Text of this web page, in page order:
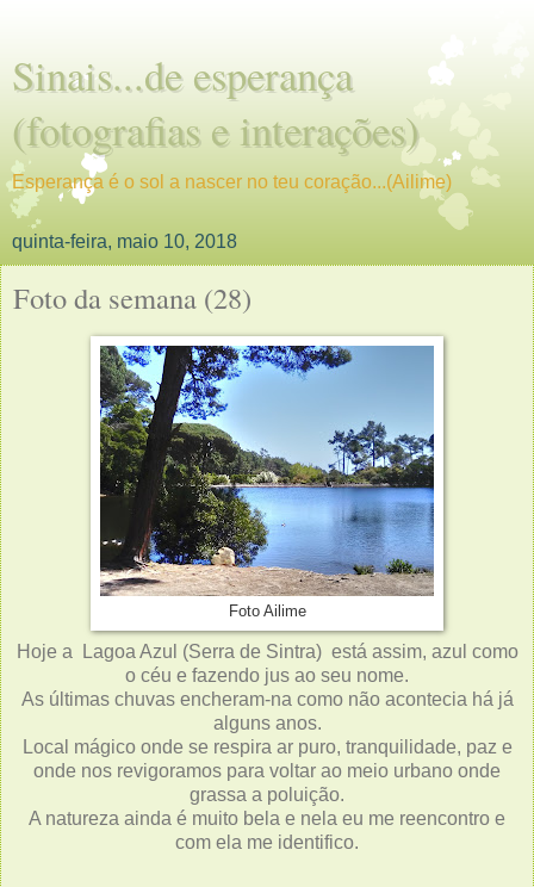
Sinais...de esperança
(fotografias e interações)
Esperança é o sol a nascer no teu coração...(Ailime)
quinta-feira, maio 10, 2018
Foto da semana (28)
Foto Ailime
Hoje a Lagoa Azul (Serra de Sintra) está assim, azul como
o céu e fazendo jus ao seu nome.
As últimas chuvas encheram-na como não acontecia há já
alguns anos.
Local mágico onde se respira ar puro, tranquilidade, paz e
onde nos revigoramos para voltar ao meio urbano onde
grassa a poluição.
A natureza ainda é muito bela e nela eu me reencontro e
com ela me identifico.